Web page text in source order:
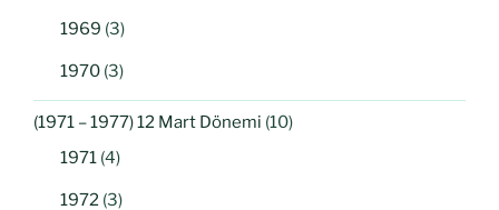
1969 (3)
1970 (3)
(1971 – 1977) 12 Mart Dönemi (10)
1971 (4)
1972 (3)